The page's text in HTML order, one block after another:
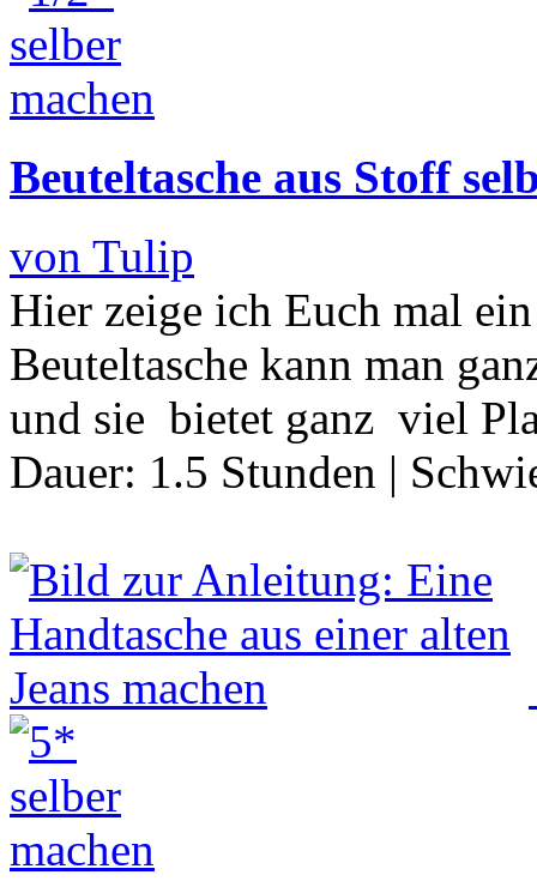
Beuteltasche aus Stoff
von Tulip
Hier zeige ich Euch mal
Beuteltasche kann man
und sie bietet ganz viel
Dauer: 1.5 Stunden |